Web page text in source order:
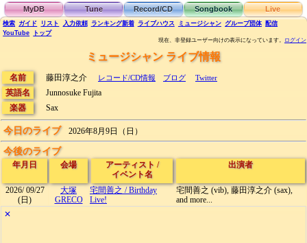
MyDB Tune Record/CD Songbook Live
検索 ガイド リスト 入力依頼 ランキング新着 ライブハウス ミュージシャン グループ団体 配信
YouTube
トップ
現在、非登録ユーザー向けの表示になっています。 ログイン
ミュージシャン ライブ情報
名前 藤田淳之介 レコード/CD情報 ブログ Twitter
英語名
Junnosuke Fujita
楽器
Sax
今日のライブ 2026年8月9日（日）
今後のライブ
年月日 会場 アーティスト /
イベント名
出演者
2026/09/27
(日)
大塚
GRECO
宅間善之 /Birthday
Live!
宅間善之 (vib), 藤田淳之介 (sax),
and more...
✕